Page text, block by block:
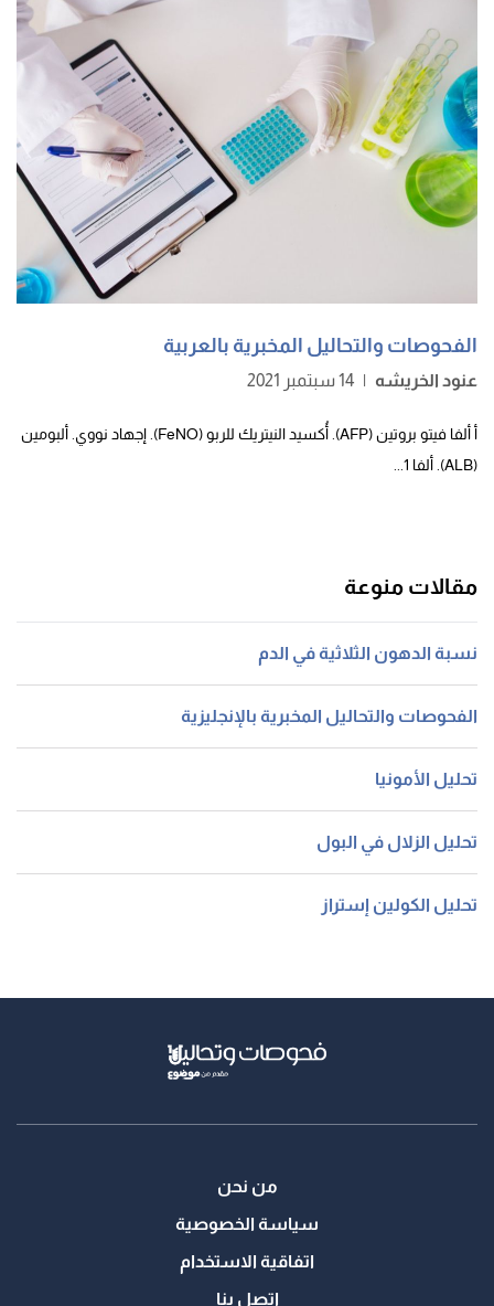
الفحوصات والتحاليل المخبرية بالعربية
عنود الخريشه | 14 سبتمبر 2021
أ ألفا فيتو بروتين (AFP). أُكسيد النيتريك للربو (FeNO). إجهاد نووي. ألبومين
(ALB). ألفا 1...
مقالات منوعة
نسبة الدهون الثلاثية في الدم
الفحوصات والتحاليل المخبرية بالإنجليزية
تحليل الأمونيا
تحليل الزلال في البول
تحليل الكولين إستراز
من نحن
سياسة الخصوصية
اتفاقية الاستخدام
اتصل بنا